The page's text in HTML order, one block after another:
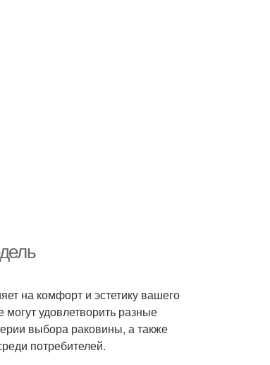
на комфорт и эстетику вашего
удовлетворить разные
выбора раковины, а также
потребителей.